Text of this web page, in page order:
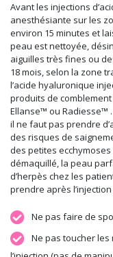
Avant les injections
anesthésiante sur les
environ 15 minutes et
peau est nettoyée,
aiguilles très fines ou
18 mois, selon la zone
l’acide hyaluronique
produits de
Ellanse™ ou Radiesse™
il ne faut pas prendre
des risques de
des petites ecchymoses
démaquillé, la peau
d’herpès chez les
prendre après
Ne pas faire de
Ne pas toucher